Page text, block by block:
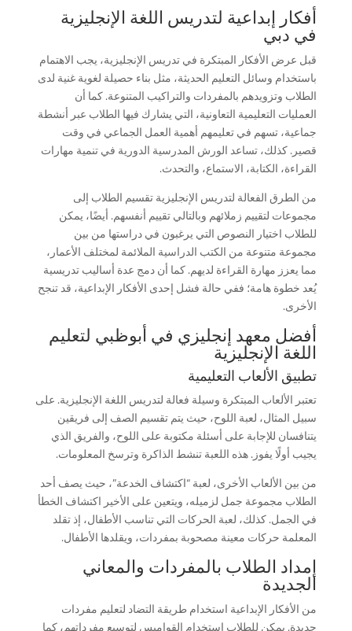
أفكار إبداعية لتدريس اللغة الإنجليزية
في دبي
قبل عرض الأفكار المبتكرة في تدريس الإنجليزية، يجب الاهتمام
باستخدام وسائل التعليم الحديثة، مثل بناء حصيلة لغوية غنية لدى
الطلاب وتزويدهم بالمفردات والتراكيب المتنوعة. كما أن
العمليات التعليمية التعاونية، التي يشارك فيها الطلاب عبر أنشطة
جماعية، تسهم في تعليمهم أهمية العمل الجماعي في وقت
قصير. كذلك، تساعد الورش المدرسية الدورية في تنمية مهارات
القراءة، الكتابة، الاستماع، والتحدث.
من الطرق الفعالة لتدريس الإنجليزية تقسيم الطلاب إلى
مجموعات لتقييم زملائهم وبالتالي تقييم أنفسهم. أيضًا، يمكن
للطلاب اختيار النصوص التي يرغبون في دراستها من بين
مجموعة متنوعة من الكتب الدراسية الملائمة لمختلف الأعمار،
مما يعزز مهارة القراءة لديهم. كما أن دمج عدة أساليب تدريسية
يُعد خطوة هامة؛ ففي حالة فشل إحدى الأفكار الإبداعية، قد تنجح
الأخرى.
أفضل معهد إنجليزي في أبوظبي لتعليم
اللغة الإنجليزية
تطبيق الألعاب التعليمية
تعتبر الألعاب المبتكرة وسيلة فعالة لتدريس اللغة الإنجليزية. على
سبيل المثال، لعبة اللوح، حيث يتم تقسيم الصف إلى فريقين
يتنافسان للإجابة على أسئلة مكتوبة على اللوح، والفريق الذي
يجيب أولًا يفوز. هذه اللعبة تنشط الذاكرة وترسخ المعلومات.
من بين الألعاب الأخرى، لعبة “اكتشاف الخدعة”، حيث يصف أحد
الطلاب مجموعة جمل لزميله، ويتعين على الأخير اكتشاف الخطأ
في الجمل. كذلك، لعبة الحركات التي تناسب الأطفال، إذ تقلد
المعلمة حركات معينة مصحوبة بمفردات، ويقلدها الأطفال.
إمداد الطلاب بالمفردات والمعاني
الجديدة
من الأفكار الإبداعية استخدام طريقة التضاد لتعليم مفردات